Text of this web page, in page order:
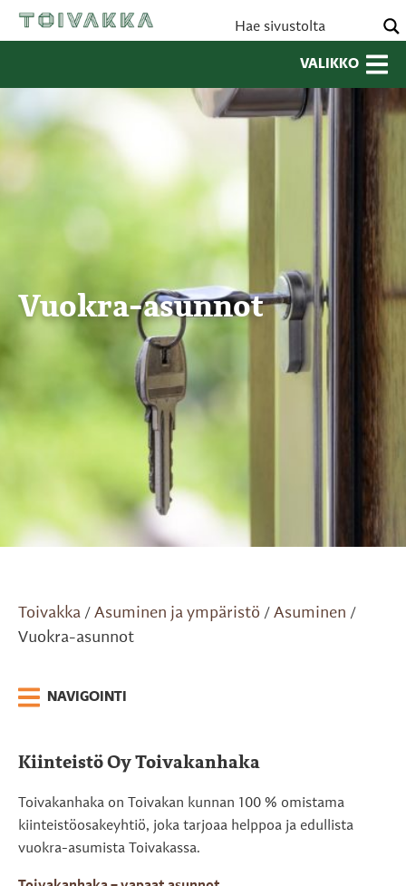
VALIKKO
Vuokra-asunnot
Toivakka / Asuminen ja ympäristö / Asuminen /
Vuokra-asunnot
NAVIGOINTI
Kiinteistö Oy Toivakanhaka
Toivakanhaka on Toivakan kunnan 100 % omistama
kiinteistöosakeyhtiö, joka tarjoaa helppoa ja edullista
vuokra-asumista Toivakassa.